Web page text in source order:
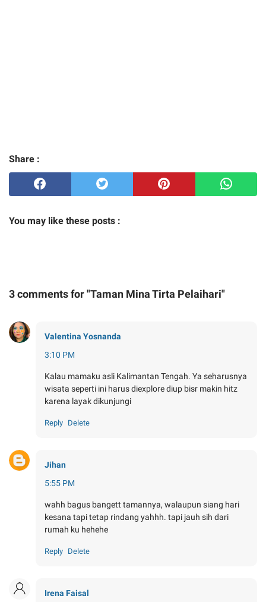
Share :
You may like these posts :
3 comments for "Taman Mina Tirta Pelaihari"
Valentina Yosnanda
3:10 PM
Kalau mamaku asli Kalimantan Tengah. Ya seharusnya
wisata seperti ini harus diexplore diup bisr makin hitz
karena layak dikunjungi
Reply Delete
Jihan
5:55 PM
wahh bagus bangett tamannya, walaupun siang hari
kesana tapi tetap rindang yahhh. tapi jauh sih dari
rumah ku hehehe
Reply Delete
Irena Faisal